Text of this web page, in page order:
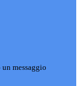
messaggio